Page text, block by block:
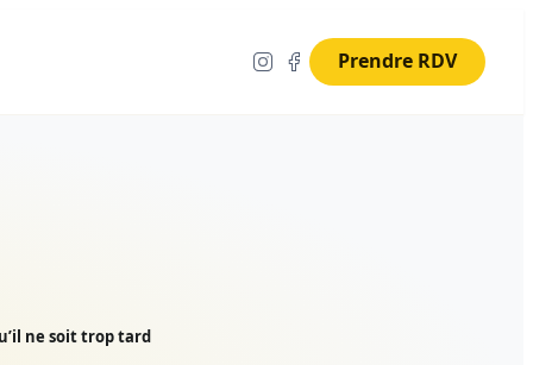
Prendre RDV
ne soit trop tard